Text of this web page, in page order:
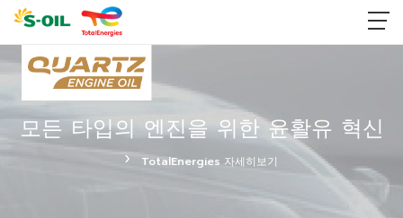
모든 타입의 엔진을 위한윤활유 혁신
TotalEnergies 자세히보기